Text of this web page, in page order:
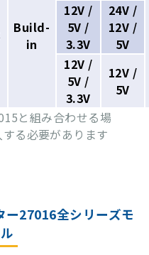
Build-
in
12V /
5V /
3.3V
24V /
12V /
5V
12V /
5V /
3.3V
12V /
5V
と組み合わせる場
る必要があります
27016全シリーズモ